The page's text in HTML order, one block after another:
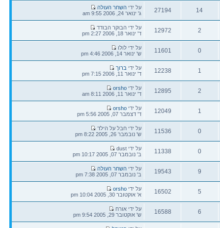
תגובות
צפיות
14
תגובות
27194
צפיות
הודעה
אחרונה
על ידי השחר העולה
ג' ינואר 24, 2006 9:55 am
2
תגובות
12972
צפיות
הודעה
אחרונה
על ידי הבוקר הבודד
ד' ינואר 18, 2006 2:27 pm
0
תגובות
11601
צפיות
הודעה
אחרונה
על ידי לולו
ש' ינואר 14, 2006 4:46 pm
1
תגובות
12238
צפיות
הודעה
אחרונה
על ידי ברוך
ד' ינואר 11, 2006 7:15 pm
2
תגובות
12895
צפיות
הודעה
אחרונה
על ידיorsho
ד' ינואר 11, 2006 8:11 am
1
תגובות
12049
צפיות
הודעה
אחרונה
על ידיorsho
ד' דצמבר 07, 2005 5:56 pm
0
תגובות
11536
צפיות
הודעה
אחרונה
על ידי חבל על הילד
ש' נובמבר 26, 2005 8:22 pm
0
תגובות
11338
צפיות
הודעה
אחרונה
על ידי dust
ב' נובמבר 07, 2005 10:17 pm
9
תגובות
19543
צפיות
הודעה
אחרונה
על ידי השחר העולה
ב' נובמבר 07, 2005 7:38 pm
5
תגובות
16502
צפיות
הודעה
אחרונה
על ידיorsho
א' אוקטובר 30, 2005 10:04 pm
6
תגובות
16588
צפיות
הודעה
אחרונה
על ידי אורח
ש' אוקטובר 29, 2005 9:54 pm